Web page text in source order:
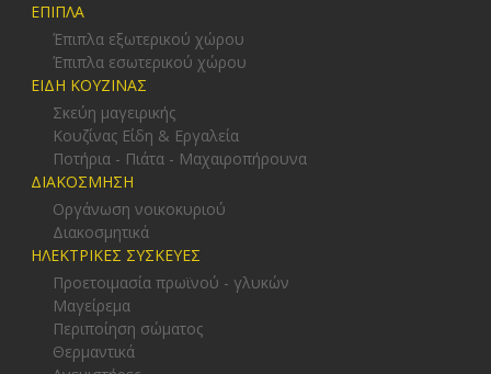
ΕΠΙΠΛΑ
Έπιπλα εξωτερικού χώρου
Έπιπλα εσωτερικού χώρου
ΕΙΔΗ ΚΟΥΖΙΝΑΣ
Σκεύη μαγειρικής
Κουζίνας Είδη & Εργαλεία
Ποτήρια - Πιάτα - Μαχαιροπήρουνα
ΔΙΑΚΟΣΜΗΣΗ
Οργάνωση νοικοκυριού
Διακοσμητικά
ΗΛΕΚΤΡΙΚΕΣ ΣΥΣΚΕΥΕΣ
Προετοιμασία πρωϊνού - γλυκών
Μαγείρεμα
Περιποίηση σώματος
Θερμαντικά